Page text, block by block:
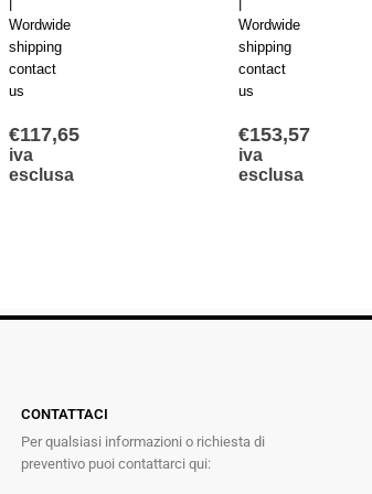
Wordwide
shipping
contact
us
€117,65
iva
esclusa
Wordwide
shipping
contact
us
€153,57
iva
esclusa
CONTATTACI
Per qualsiasi informazioni o richiesta di
preventivo puoi contattarci qui: